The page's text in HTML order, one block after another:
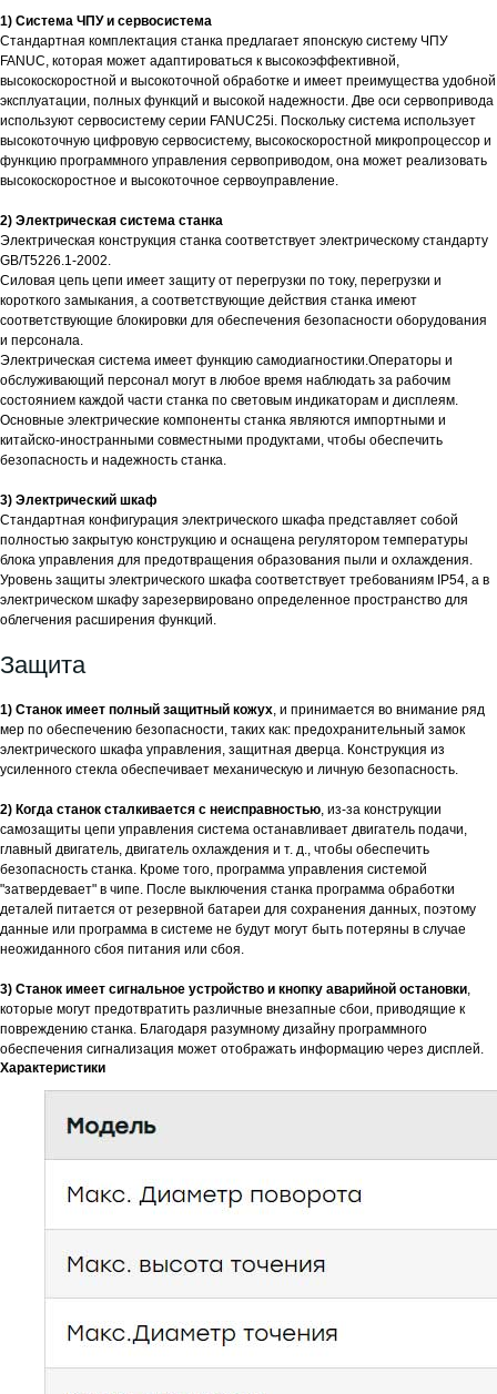
1) Система ЧПУ и сервосистема
Стандартная комплектация станка предлагает японскую систему ЧПУ
FANUC, которая может адаптироваться к высокоэффективной,
высокоскоростной и высокоточной обработке и имеет преимущества удобной
эксплуатации, полных функций и высокой надежности. Две оси сервопривода
используют сервосистему серии FANUC25i. Поскольку система использует
высокоточную цифровую сервосистему, высокоскоростной микропроцессор и
функцию программного управления сервоприводом, она может реализовать
высокоскоростное и высокоточное сервоуправление.
2) Электрическая система станка
Электрическая конструкция станка соответствует электрическому стандарту
GB/T5226.1-2002.
Силовая цепь цепи имеет защиту от перегрузки по току, перегрузки и
короткого замыкания, а соответствующие действия станка имеют
соответствующие блокировки для обеспечения безопасности оборудования
и персонала.
Электрическая система имеет функцию самодиагностики.Операторы и
обслуживающий персонал могут в любое время наблюдать за рабочим
состоянием каждой части станка по световым индикаторам и дисплеям.
Основные электрические компоненты станка являются импортными и
китайско-иностранными совместными продуктами, чтобы обеспечить
безопасность и надежность станка.
3) Электрический шкаф
Стандартная конфигурация электрического шкафа представляет собой
полностью закрытую конструкцию и оснащена регулятором температуры
блока управления для предотвращения образования пыли и охлаждения.
Уровень защиты электрического шкафа соответствует требованиям IP54, а в
электрическом шкафу зарезервировано определенное пространство для
облегчения расширения функций.
Защита
1) Станок имеет полный защитный кожух, и принимается во внимание ряд
мер по обеспечению безопасности, таких как: предохранительный замок
электрического шкафа управления, защитная дверца. Конструкция из
усиленного стекла обеспечивает механическую и личную безопасность.
2) Когда станок сталкивается с неисправностью, из-за конструкции
самозащиты цепи управления система останавливает двигатель подачи,
главный двигатель, двигатель охлаждения и т. д., чтобы обеспечить
безопасность станка. Кроме того, программа управления системой
"затвердевает" в чипе. После выключения станка программа обработки
деталей питается от резервной батареи для сохранения данных, поэтому
данные или программа в системе не будут могут быть потеряны в случае
неожиданного сбоя питания или сбоя.
3) Станок имеет сигнальное устройство и кнопку аварийной остановки,
которые могут предотвратить различные внезапные сбои, приводящие к
повреждению станка. Благодаря разумному дизайну программного
обеспечения сигнализация может отображать информацию через дисплей.
Характеристики